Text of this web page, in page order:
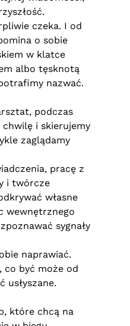
czeka. I od
o sobie
w klatce
albo tęsknotą
nazwać.
podczas
i skierujemy
zaglądamy
pracę z
i twórcze
własne
wewnętrznego
sygnały
naprawiać.
co być może od
usłyszane.
które chcą na